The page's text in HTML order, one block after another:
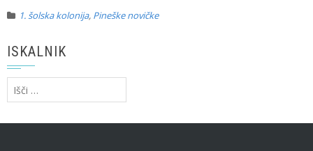
1. šolska kolonija, Pineške novičke
ISKALNIK
Išči: